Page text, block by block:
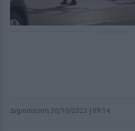
Δημοσίευση 30/10/2023 | 09:14